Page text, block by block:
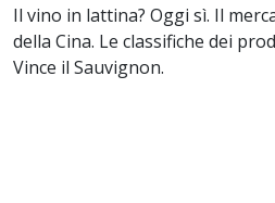
Il vino in lattina? Oggi sì. Il
della Cina. Le classifiche dei
Vince il Sauvignon.